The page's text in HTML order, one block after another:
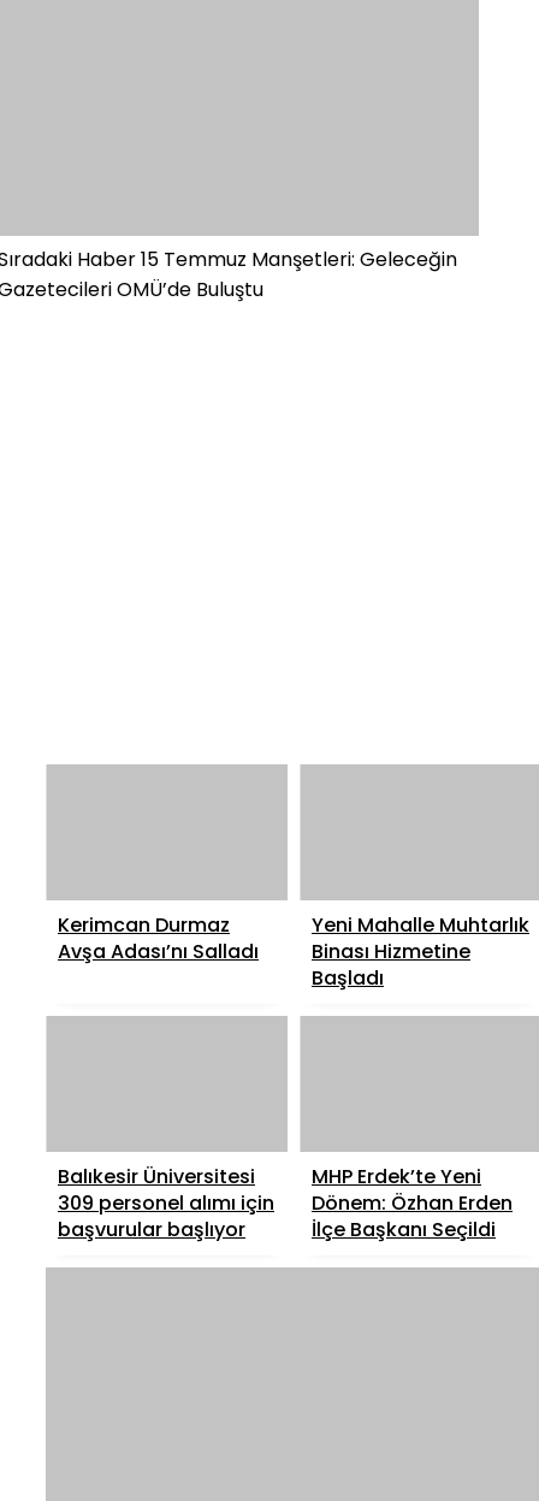
Haber15 Temmuz Manşetleri: Geleceğin
OMÜ’de Buluştu
Kerimcan Durmaz
Avşa Adası’nı Salladı
Yeni Mahalle Muhtarlık
Binası Hizmetine
Başladı
Balıkesir Üniversitesi
309 personel alımı için
başvurular başlıyor
MHP Erdek’te Yeni
Dönem: Özhan Erden
İlçe Başkanı Seçildi